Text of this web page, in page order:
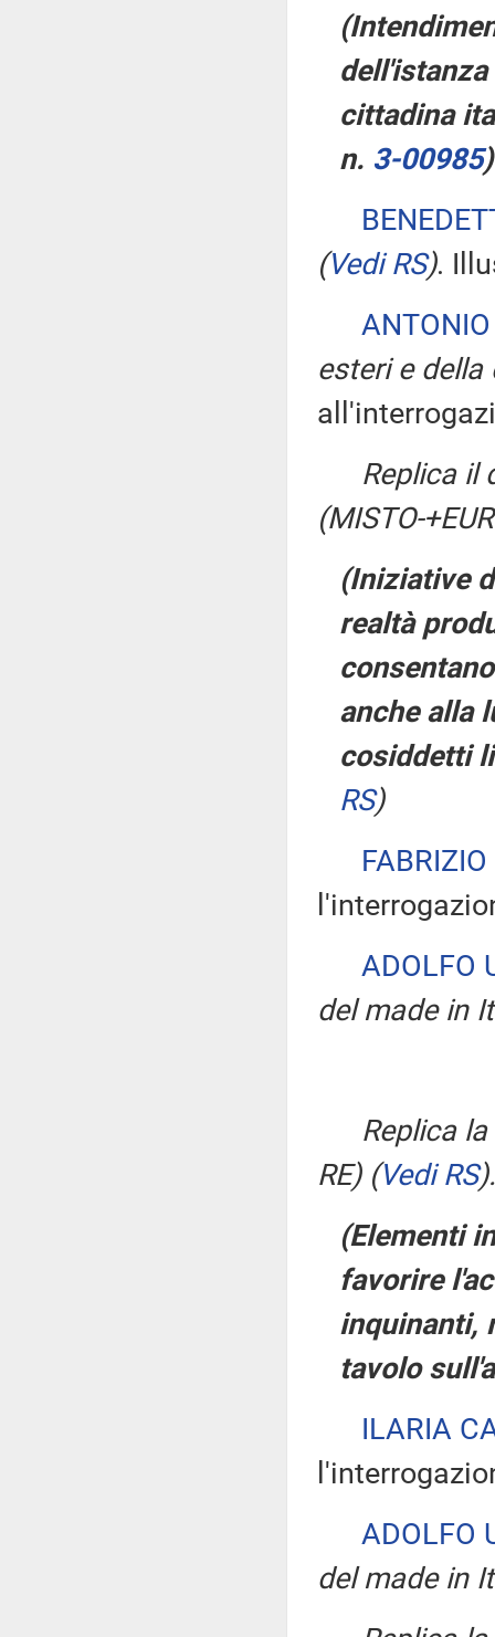
cittadina
n. 3-00985)
(Vedi RS).
esteri e
Replica il
(MISTO-
(Iniziative
realtà
anche alla
cosiddetti
RS)
ADOLFO
del made in
Replica
RE) (Vedi RS).
(Elementi
favorire
inquinanti,
tavolo
ILARIA
ADOLFO
del made in